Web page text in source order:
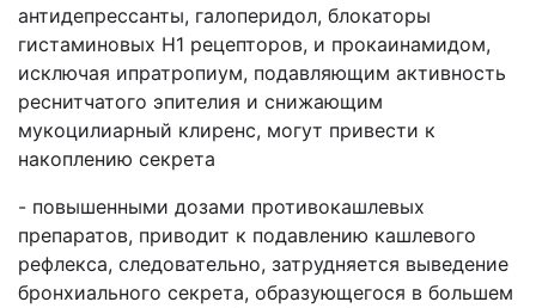
антидепрессанты, галоперидол, блокаторы
гистаминовых Н1 рецепторов, и прокаинамидом,
исключая ипратропиум, подавляющим активность
реснитчатого эпителия и снижающим
мукоцилиарный клиренс, могут привести к
накоплению секрета
- повышенными дозами противокашлевых
препаратов, приводит к подавлению кашлевого
рефлекса, следовательно, затрудняется выведение
бронхиального секрета, образующегося в большем